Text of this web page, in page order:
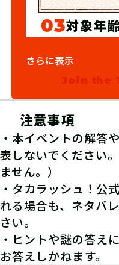
03対象年
12歳以上
041.キッ
さらに表示
Join the
注意事項
・本イベントの解答
表しないでください
ません。）
・タカラッシュ！公
れる場合も、ネタバ
さい。
・ヒントや謎の答え
お答えしかねます。